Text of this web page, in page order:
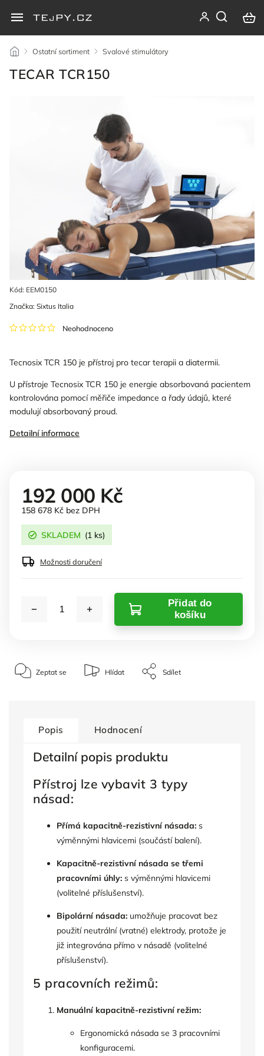
/ Ostatní sortiment / Svalové stimulátory
TECAR TCR150
Kód: EEM0150
Neohodnoceno
Tecnosix TCR 150 je přístroj pro tecar terapii a diatermii.
U přístroje Tecnosix TCR 150 je energie absorbovaná pacientem
kontrolována pomocí měřiče impedance a řady údajů, které
modulují absorbovaný proud.
Detailní informace
Značka: Sixtus Italia
192 000 Kč
158 678 Kč bez DPH
SKLADEM (1 ks)
Možnosti doručení
Přidat do
košíku
Zeptat se Hlídat Sdílet
Popis Hodnocení
Detailní popis produktu
Přístroj lze vybavit 3 typy
násad:
Přímá kapacitně-rezistivní násada: s
výměnnými hlavicemi (součástí balení).
Kapacitně-rezistivní násada se třemi
pracovními úhly: s výměnnými hlavicemi
(volitelné příslušenství).
Bipolární násada: umožňuje pracovat bez
použití neutrální (vratné) elektrody, protože je
již integrována přímo v násadě (volitelné
příslušenství).
5 pracovních režimů:
Manuální kapacitně-rezistivní režim:
Ergonomická násada se 3 pracovními
konfiguracemi.